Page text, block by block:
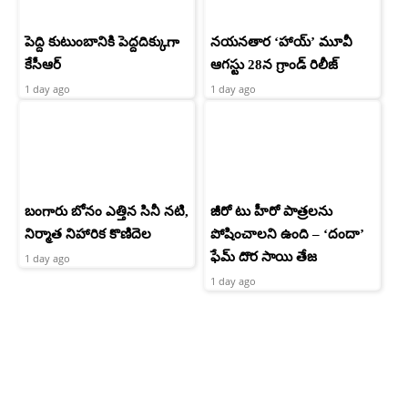
పెద్ది కుటుంబానికి పెద్దదిక్కుగా
కేసీఆర్
1 day ago
నయనతార ‘హాయ్’ మూవీ
ఆగస్టు 28న గ్రాండ్ రిలీజ్
1 day ago
బంగారు బోనం ఎత్తిన సినీ నటి,
నిర్మాత నిహారిక కొణిదెల
1 day ago
జీరో టు హీరో పాత్రలను
పోషించాలని ఉంది – ‘దందా’
ఫేమ్ దొర సాయి తేజ
1 day ago